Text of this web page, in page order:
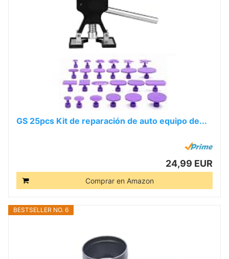
GS 25pcs Kit de reparación de auto equipo de...
24,99 EUR
Comprar en Amazon
BESTSELLER NO. 6